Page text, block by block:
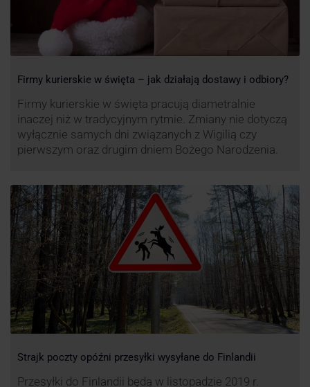
Firmy kurierskie w święta – jak działają dostawy i odbiory?
Firmy kurierskie w święta pracują diametralnie
inaczej niż w tradycyjnym rytmie. Zmiany nie dotyczą
wyłącznie samych dni związanych z Wigilią czy
pierwszym oraz drugim dniem Bożego Narodzenia.
Strajk poczty opóźni przesyłki wysyłane do Finlandii
Przesyłki do Finlandii będą w listopadzie 2019 r.